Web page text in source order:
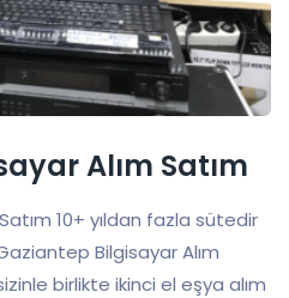
Alım Satım
10+ yıldan fazla sütedir
Bilgisayar Alım
birlikte ikinci el eşya alım